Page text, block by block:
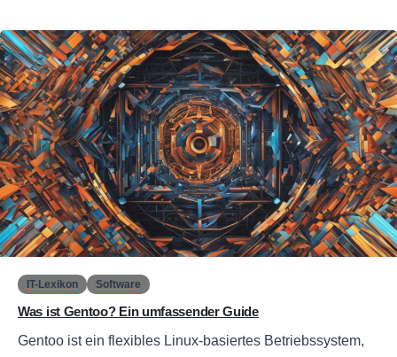
0
IT-Lexikon Software
Was ist Gentoo? Ein umfassender Guide
Gentoo ist ein flexibles Linux-basiertes Betriebssystem,